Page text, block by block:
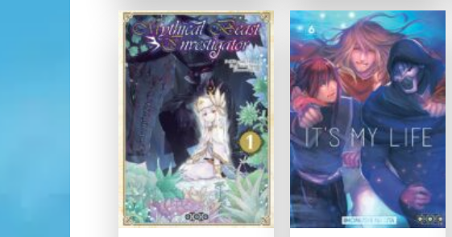
Ajouter
à la
wishlist
Ajouter
à la
wishlist